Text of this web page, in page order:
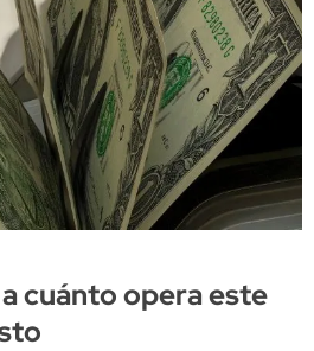
cuánto opera este